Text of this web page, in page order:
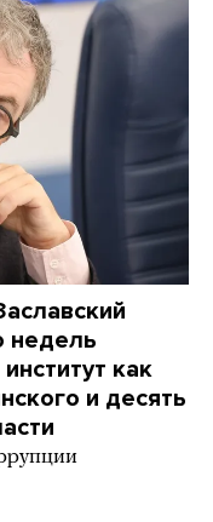
недель
как
и десять